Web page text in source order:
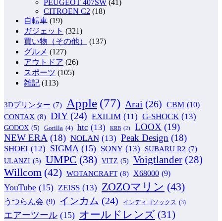
PEUGEOT 407SW (41)
CITROEN C2 (18)
自転車 (19)
ガジェット (321)
買い物（その他）
(137)
グルメ (127)
アウトドア (26)
スポーツ (105)
雑記 (113)
3Dプリンター (7) Apple (77) Arai (26) CBM (10)
CONTAX (8) DIY (24) EXILIM (11) G-SHOCK (13)
GODOX (5) Gorilla (4) htc (13) KRB (2) LOOX (19)
NEW ERA (18) NOLAN (13) Peak Design (18)
SHOEI (12) SIGMA (15) SONY (13) SUBARU R2 (7)
ULANZI (5) UMPC (38) VITZ (5) Voigtlander (28)
Willcom (42) WOTANCRAFT (8) X68000 (9)
YouTube (15) ZEISS (13) ZOZOマリン (43)
うつらん会 (9) インカム (24) インディゴソックス (3)
エアーツール (15) オールドレンズ (31)